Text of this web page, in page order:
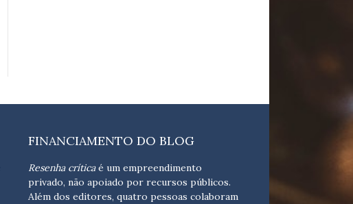
FINANCIAMENTO DO BLOG
Resenha críticaé um empreendimento
privado, não apoiado por recursos públicos.
Além dos editores, quatro pessoas colaboram